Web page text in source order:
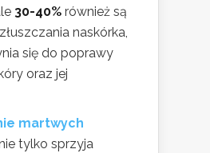
30-40% również są
naskórka,
się do poprawy
oraz jej
martwych
tylko sprzyja